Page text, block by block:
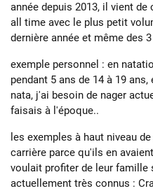
année depuis 2013, il vient
all time avec le plus petit
dernière année et même des
exemple personnel : en
pendant 5 ans de 14 à 19
nata, j'ai besoin de nager
faisais à l'époque..
les exemples à haut niveau
carrière parce qu'ils en
voulait profiter de leur famille
actuellement très connus :